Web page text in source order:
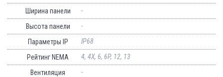
Ширина панели
-
Высота панели
-
Параметры IP
IP68
Рейтинг NEMA
4, 4X, 6, 6P, 12, 13
Вентиляция
-